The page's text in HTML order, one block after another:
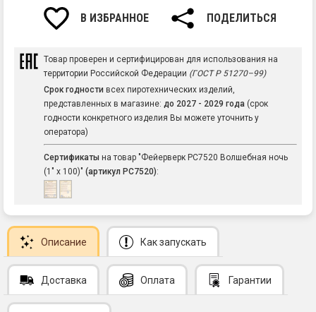
В ИЗБРАННОЕ ПОДЕЛИТЬСЯ
Товар проверен и сертифицирован для использования на
территории Российской Федерации (ГОСТ Р 51270–99)
Срок годности всех пиротехнических изделий,
представленных в магазине: до 2027 - 2029 года (срок
годности конкретного изделия Вы можете уточнить у
оператора)
Сертификаты на товар "Фейерверк РС7520 Волшебная ночь
(1" х 100)" (артикул РС7520):
Описание Как запускать
Доставка Оплата Гарантии